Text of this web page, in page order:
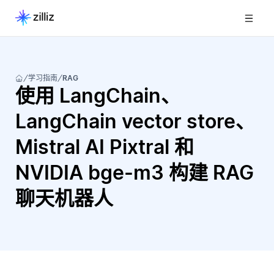
学习指南 RAG
使用 LangChain、
LangChain vector store、
Mistral AI Pixtral 和
NVIDIA bge-m3 构建 RAG
聊天机器人